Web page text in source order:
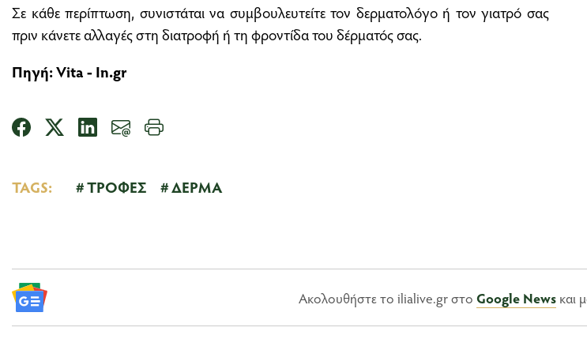
Σε κάθε περίπτωση, συνιστάται να συμβουλευτείτε τον δερματολόγο ή τον γιατρό σας
πριν κάνετε αλλαγές στη διατροφή ή τη φροντίδα του δέρματός σας.
Πηγή:Vita- In.gr
TAGS: ΤΡΟΦΕΣ ΔΕΡΜΑ
Ακολουθήστε το ilialive.gr στο Google Newsκαι